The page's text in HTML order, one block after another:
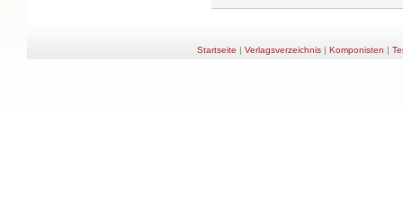
Startseite | Verlagsverzeichnis| Komponisten |